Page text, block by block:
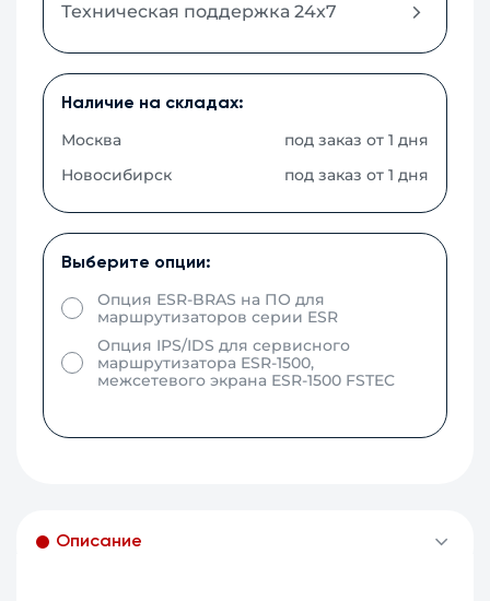
Техническая поддержка 24x7
Наличие на складах:
Москва
под заказ от 1 дня
Новосибирск
под заказ от 1 дня
Выберите опции:
Опция ESR-BRAS на ПО для
маршрутизаторов серии ESR
Опция IPS/IDS для сервисного
маршрутизатора ESR-1500,
межсетевого экрана ESR-1500 FSTEC
Описание